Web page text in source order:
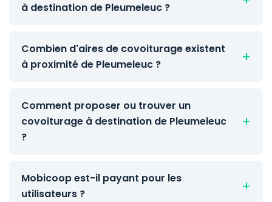
à destination de Pleumeleuc ?
Combien d'aires de covoiturage existent
à proximité de Pleumeleuc ?
Comment proposer ou trouver un
covoiturage à destination de Pleumeleuc
?
Mobicoop est-il payant pour les
utilisateurs ?